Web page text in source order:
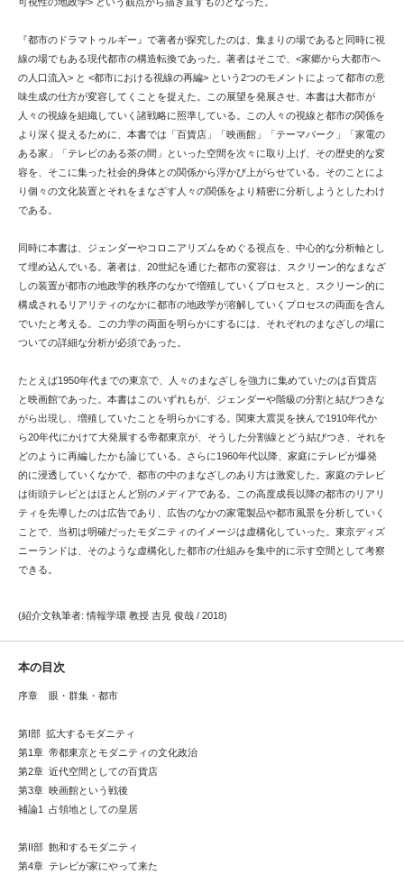
『都市のドラマトゥルギー』で著者が探究したのは、集まりの場であると同時に視
線の場でもある現代都市の構造転換であった。著者はそこで、<家郷から大都市へ
の人口流入> と <都市における視線の再編> という2つのモメントによって都市の意
味生成の仕方が変容してくことを捉えた。この展望を発展させ、本書は大都市が
人々の視線を組織していく諸戦略に照準している。この人々の視線と都市の関係を
より深く捉えるために、本書では「百貨店」「映画館」「テーマパーク」「家電の
ある家」「テレビのある茶の間」といった空間を次々に取り上げ、その歴史的な変
容を、そこに集った社会的身体との関係から浮かび上がらせている。そのことによ
り個々の文化装置とそれをまなざす人々の関係をより精密に分析しようとしたわけ
である。
同時に本書は、ジェンダーやコロニアリズムをめぐる視点を、中心的な分析軸とし
て埋め込んでいる。著者は、20世紀を通じた都市の変容は、スクリーン的なまなざ
しの装置が都市の地政学的秩序のなかで増殖していくプロセスと、スクリーン的に
構成されるリアリティのなかに都市の地政学が溶解していくプロセスの両面を含ん
でいたと考える。この力学の両面を明らかにするには、それぞれのまなざしの場に
ついての詳細な分析が必須であった。
たとえば1950年代までの東京で、人々のまなざしを強力に集めていたのは百貨店
と映画館であった。本書はこのいずれもが、ジェンダーや階級の分割と結びつきな
がら出現し、増殖していたことを明らかにする。関東大震災を挟んで1910年代か
ら20年代にかけて大発展する帝都東京が、そうした分割線とどう結びつき、それを
どのように再編したかも論じている。さらに1960年代以降、家庭にテレビが爆発
的に浸透していくなかで、都市の中のまなざしのあり方は激変した。家庭のテレビ
は街頭テレビとはほとんど別のメディアである。この高度成長以降の都市のリアリ
ティを先導したのは広告であり、広告のなかの家電製品や都市風景を分析していく
ことで、当初は明確だったモダニティのイメージは虚構化していった。東京ディズ
ニーランドは、そのような虚構化した都市の仕組みを集中的に示す空間として考察
できる。
(紹介文執筆者: 情報学環 教授 吉見 俊哉 / 2018)
本の目次
序章 眼・群集・都市
第I部 拡大するモダニティ
第1章 帝都東京とモダニティの文化政治
第2章 近代空間としての百貨店
第3章 映画館という戦後
補論1 占領地としての皇居
第II部 飽和するモダニティ
第4章 テレビが家にやって来た